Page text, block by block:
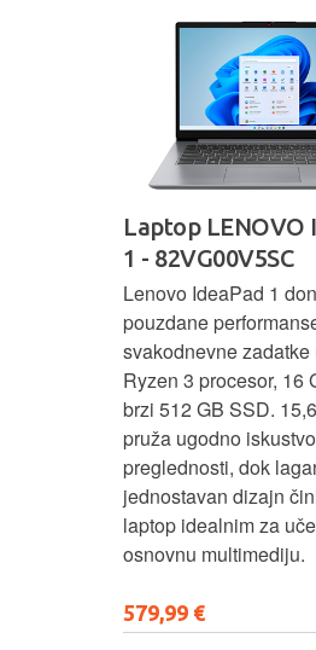
Laptop LENOVO
1 - 82VG00V5SC
Lenovo IdeaPad 1
pouzdane
svakodnevne zadatke
Ryzen 3 procesor, 16
brzi 512 GB SSD.
pruža ugodno
preglednosti, dok
jednostavan dizajn
laptop idealnim za
osnovnu multimediju.
579,99 €